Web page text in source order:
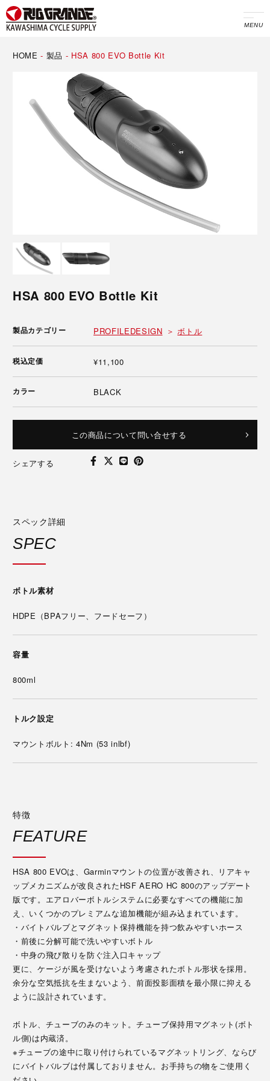
MENU
HOME - 製品 - HSA 800 EVO Bottle Kit
HSA 800 EVO Bottle Kit
製品カテゴリー PROFILEDESIGN ボトル
税込定価 ¥11,100
カラー BLACK
この商品について問い合せする
シェアする
スペック詳細
SPEC
ボトル素材
HDPE（BPAフリー、フードセーフ）
容量
800ml
トルク設定
マウントボルト: 4Nm (53 inlbf)
特徴
FEATURE
HSA 800 EVOは、Garminマウントの位置が改善され、リアキャ
ップメカニズムが改良されたHSF AERO HC 800のアップデート
版です。エアロバーボトルシステムに必要なすべての機能に加
え、いくつかのプレミアムな追加機能が組み込まれています。
・バイトバルブとマグネット保持機能を持つ飲みやすいホース
・前後に分解可能で洗いやすいボトル
・中身の飛び散りを防ぐ注入口キャップ
更に、ケージが風を受けないよう考慮されたボトル形状を採用。
余分な空気抵抗を生まないよう、前面投影面積を最小限に抑える
ように設計されています。
ボトル、チューブのみのキット。チューブ保持用マグネット(ボト
ル側)は内蔵済。
※チューブの途中に取り付けられているマグネットリング、ならび
にバイトバルブは付属しておりません。お手持ちの物をご使用く